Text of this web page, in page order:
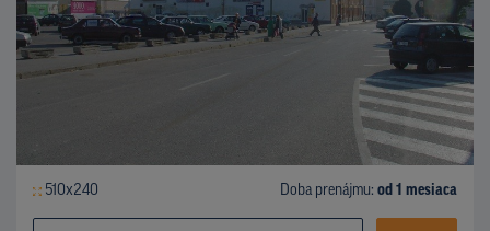
510x240 Doba prenájmu: od 1 mesiaca